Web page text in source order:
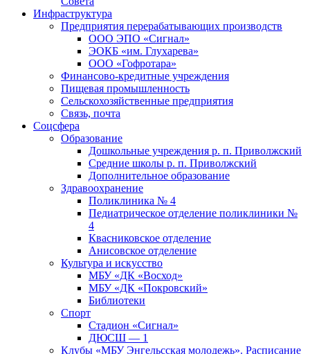
Инфраструктура
Предприятия перерабатывающих производств
ООО ЭПО «Сигнал»
ЭОКБ «им. Глухарева»
ООО «Гофротара»
Финансово-кредитные учреждения
Пищевая промышленность
Сельскохозяйственные предприятия
Связь, почта
Соцсфера
Образование
Дошкольные учреждения р. п. Приволжский
Средние школы р. п. Приволжский
Дополнительное образование
Здравоохранение
Поликлиника № 4
Педиатрическое отделение поликлиники №
4
Квасниковское отделение
Анисовское отделение
Культура и искусство
МБУ «ДК «Восход»
МБУ «ДК «Покровский»
Библиотеки
Спорт
Стадион «Сигнал»
ДЮСШ — 1
Клубы «МБУ Энгельсская молодежь». Расписание